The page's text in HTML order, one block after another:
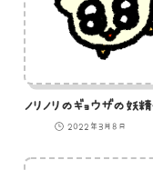
ノ
2022年3月8日